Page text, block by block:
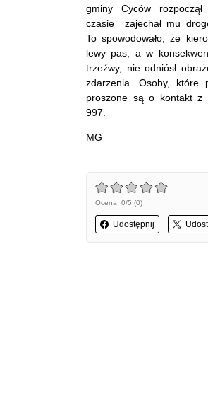
gminy Cyców
czasie zajechał mu
To spowodowało, że
lewy pas, a w
trzeźwy, nie odniósł
zdarzenia. Osoby, które
proszone są o kontakt z
997.
MG
Ocena: 0/5 (0)
Udostępnij